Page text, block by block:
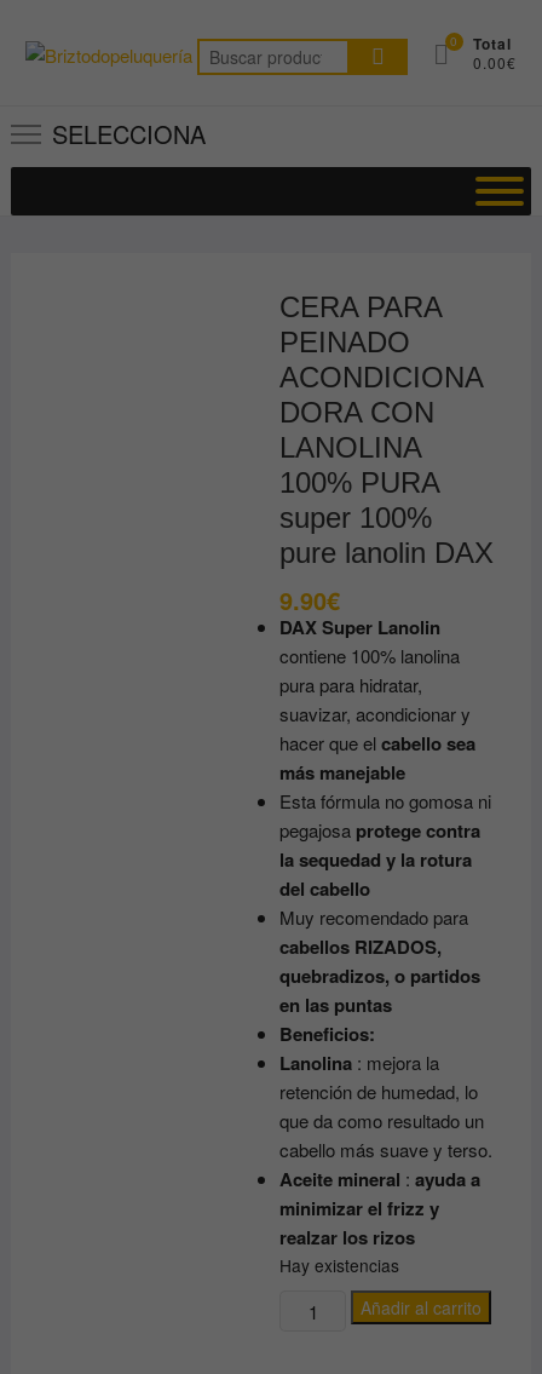
contenido
Buscar
por:
0 Total
0.00€
SELECCIONA
CERA PARA
PEINADO
ACONDICIONA
DORA CON
LANOLINA
100% PURA
super 100%
pure lanolin DAX
9.90€
DAX Super Lanolin
contiene 100% lanolina
pura para hidratar,
suavizar, acondicionar y
hacer que elcabello sea
más manejable
Esta fórmula no gomosa ni
pegajosa protege contra
la sequedad y la rotura
del cabello
Muy recomendado para
cabellos RIZADOS,
quebradizos, o partidos
en las puntas
Beneficios:
Lanolina : mejora la
retención de humedad, lo
que da como resultado un
cabello más suave y terso.
Aceite mineral :ayuda a
minimizar el frizz y
realzar los rizos
Hay existencias
CERA
Añadir al carrito